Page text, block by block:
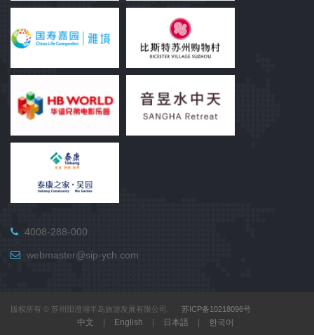
4008-288-000
webmaster@sip-ych.com
版权所有 © 苏州阳澄湖半岛旅游发展有限公司. 苏ICP备10218096号
中文 English 日本語 한국어